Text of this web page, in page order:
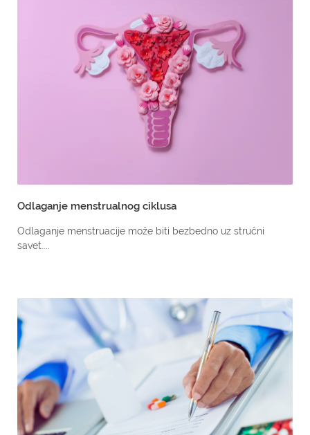
Odlaganje menstrualnog ciklusa
Odlaganje menstruacije može biti bezbedno uz stručni
savet....